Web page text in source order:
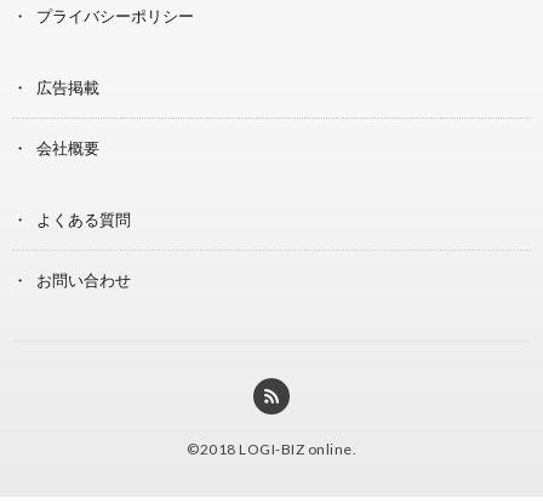
プライバシーポリシー
広告掲載
会社概要
よくある質問
お問い合わせ
©2018 LOGI-BIZ online.